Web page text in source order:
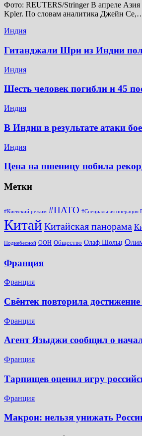
Фото: REUTERS/Stringer В апреле Азия
Kpler. По словам аналитика Джейн
Индия
Гитанджали Шри из Индии
Индия
Шесть человек погибли и 45
Индия
В Индии в результате атаки
Индия
Цена на пшеницу побила
Метки
#Киевский режим #НАТО #Специальная
Китай Китайская панорама
Поднебесной ООН Общество Олаф Шольц
Франция
Франция
Свёнтек повторила
Франция
Агент Языджи сообщил о
Франция
Тарпищев оценил игру
Франция
Макрон: нельзя унижать